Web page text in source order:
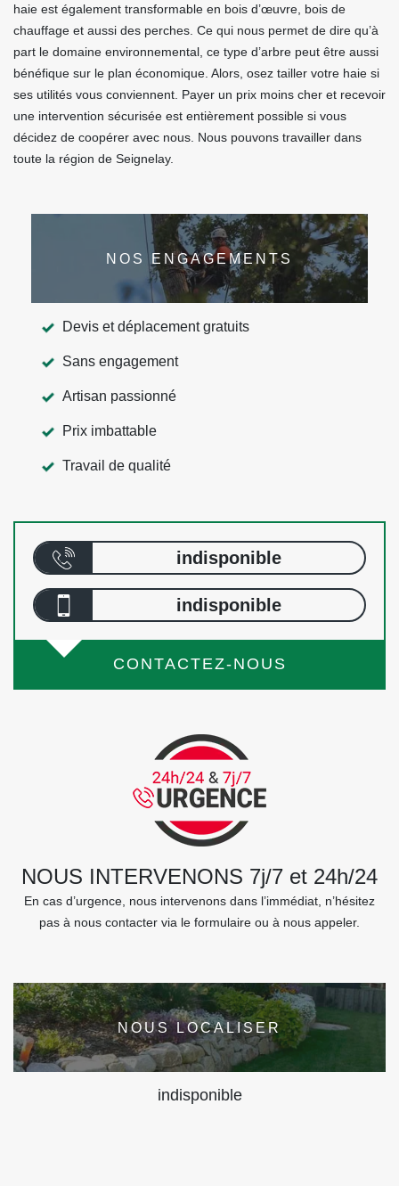
haie est également transformable en bois d’œuvre, bois de
chauffage et aussi des perches. Ce qui nous permet de dire qu’à
part le domaine environnemental, ce type d’arbre peut être aussi
bénéfique sur le plan économique. Alors, osez tailler votre haie si
ses utilités vous conviennent. Payer un prix moins cher et recevoir
une intervention sécurisée est entièrement possible si vous
décidez de coopérer avec nous. Nous pouvons travailler dans
toute la région de Seignelay.
NOS ENGAGEMENTS
Devis et déplacement gratuits
Sans engagement
Artisan passionné
Prix imbattable
Travail de qualité
indisponible
indisponible
CONTACTEZ-NOUS
NOUS INTERVENONS 7j/7 et 24h/24
En cas d’urgence, nous intervenons dans l’immédiat, n’hésitez
pas à nous contacter via le formulaire ou à nous appeler.
NOUS LOCALISER
indisponible